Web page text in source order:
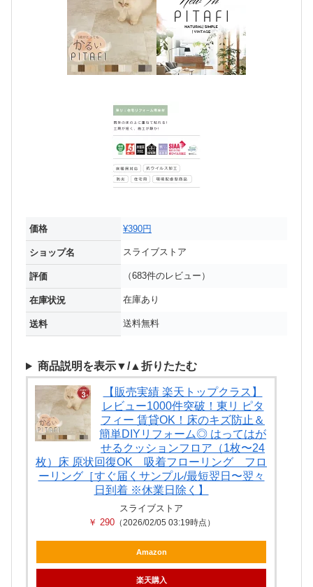
価格 ¥390円
ショップ名 スライブストア
評価 （683件のレビュー）
在庫状況 在庫あり
送料 送料無料
商品説明を表示▼/▲折りたたむ
【販売実績 楽天トップクラス】
レビュー1000件突破！東リ ピタ
フィー 賃貸OK！床のキズ防止＆
簡単DIYリフォーム◎ はってはが
せるクッションフロア（1枚〜24
枚）床 原状回復OK 吸着フローリング フロ
ーリング［すぐ届くサンプル/最短翌日〜翌々
日到着 ※休業日除く】
スライブストア
￥ 290（2026/02/05 03:19時点）
Amazon
楽天購入